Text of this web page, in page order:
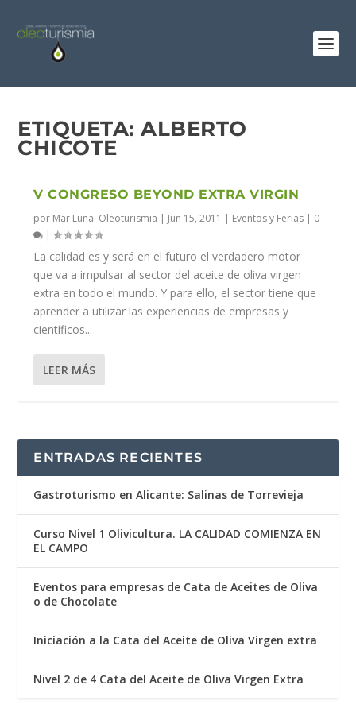
ETIQUETA:ALBERTO
CHICOTE
V CONGRESO BEYOND EXTRA VIRGIN
por Mar Luna. Oleoturismia | Jun 15, 2011 | Eventos y Ferias | 0
|
La calidad es y será en el futuro el verdadero motor
que va a impulsar al sector del aceite de oliva virgen
extra en todo el mundo. Y para ello, el sector tiene que
aprender a utilizar las experiencias de empresas y
científicos...
LEER MÁS
ENTRADAS RECIENTES
Gastroturismo en Alicante: Salinas de Torrevieja
Curso Nivel 1 Olivicultura. LA CALIDAD COMIENZA EN
EL CAMPO
Eventos para empresas de Cata de Aceites de Oliva
o de Chocolate
Iniciación a la Cata del Aceite de Oliva Virgen extra
Nivel 2 de 4 Cata del Aceite de Oliva Virgen Extra